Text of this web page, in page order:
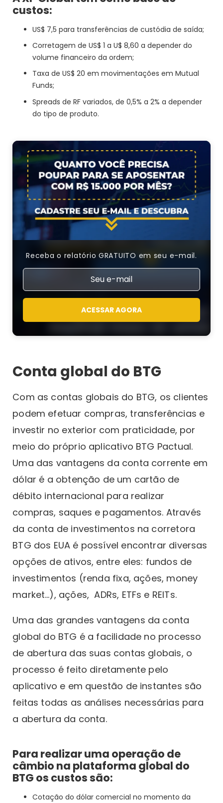
custos:
US$ 7,5 para transferências de custódia de saída;
Corretagem de US$ 1 a U$ 8,60 a depender do
volume financeiro da ordem;
Taxa de US$ 20 em movimentações em Mutual
Funds;
Spreads de RF variados, de 0,5% a 2% a depender
do tipo de produto.
Receba o relatório GRATUITO em seu e-mail.
ACESSAR AGORA
Conta global do BTG
Com as contas globais do BTG, os clientes
podem efetuar compras, transferências e
investir no exterior com praticidade, por
meio do próprio aplicativo BTG Pactual.
Uma das vantagens da conta corrente em
dólar é a obtenção de um cartão de
débito internacional para realizar
compras, saques e pagamentos. Através
da conta de investimentos na corretora
BTG dos EUA é possível encontrar diversas
opções de ativos, entre eles: fundos de
investimentos (renda fixa, ações, money
market…), ações, ADRs, ETFs e REITs.
Uma das grandes vantagens da conta
global do BTG é a facilidade no processo
de abertura das suas contas globais, o
processo é feito diretamente pelo
aplicativo e em questão de instantes são
feitas todas as análises necessárias para
a abertura da conta.
Para realizar uma operação de
câmbio na plataforma global do
BTG os custos são:
Cotação do dólar comercial no momento da